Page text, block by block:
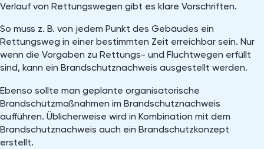
Verlauf von Rettungswegen gibt es klare Vorschriften.
So muss z. B. von jedem Punkt des Gebäudes ein
Rettungsweg in einer bestimmten Zeit erreichbar sein. Nur
wenn die Vorgaben zu Rettungs- und Fluchtwegen erfüllt
sind, kann ein Brandschutznachweis ausgestellt werden.
Ebenso sollte man geplante organisatorische
Brandschutzmaßnahmen im Brandschutznachweis
aufführen. Üblicherweise wird in Kombination mit dem
Brandschutznachweis auch ein Brandschutzkonzept
erstellt.